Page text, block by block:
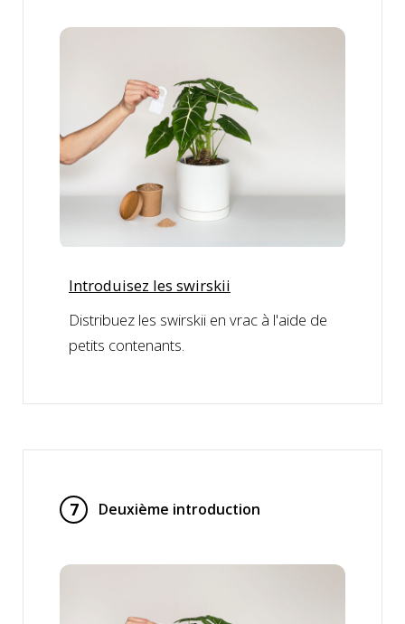
Introduisez les swirskii
Distribuez les swirskii en vrac à l'aide de
petits contenants.
7 Deuxième introduction